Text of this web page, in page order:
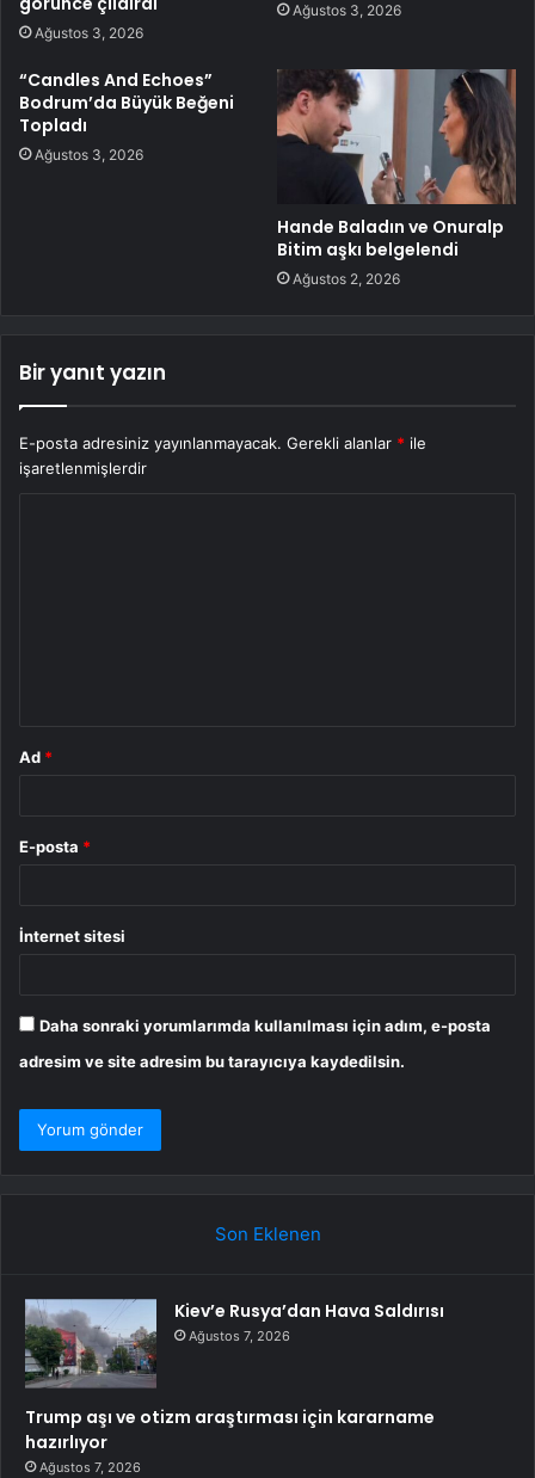
Ağustos 3, 2026
Ağustos 3, 2026
“Candles And Echoes”
Bodrum’da Büyük Beğeni
Topladı
Ağustos 3, 2026
Hande Baladın ve Onuralp
Bitim aşkı belgelendi
Ağustos 2, 2026
Bir yanıt yazın
E-posta adresiniz yayınlanmayacak. Gerekli alanlar * ile
işaretlenmişlerdir
Ad *
E-posta *
İnternet sitesi
Daha sonraki yorumlarımda kullanılması için adım, e-posta
adresim ve site adresim bu tarayıcıya kaydedilsin.
Son Eklenen
Kiev’e Rusya’dan Hava Saldırısı
Ağustos 7, 2026
Trump aşı ve otizm araştırması için kararname
hazırlıyor
Ağustos 7, 2026